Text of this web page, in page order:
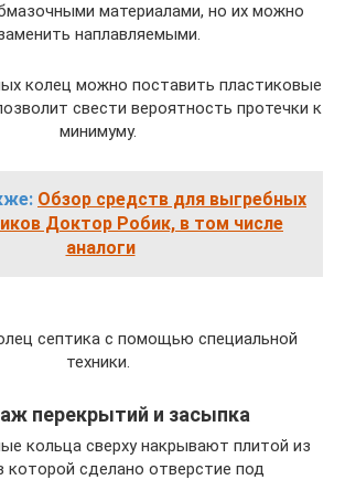
материалами, но их можно
наплавляемыми.
колец можно поставить пластиковые
свести вероятность протечки к
минимуму.
Обзор средств для выгребных
Доктор Робик, в том числе
аналоги
септика с помощью специальной
техники.
перекрытий и засыпка
кольца сверху накрывают плитой из
которой сделано отверстие под